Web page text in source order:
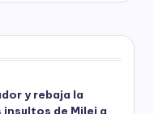
y rebaja la
de Milei a